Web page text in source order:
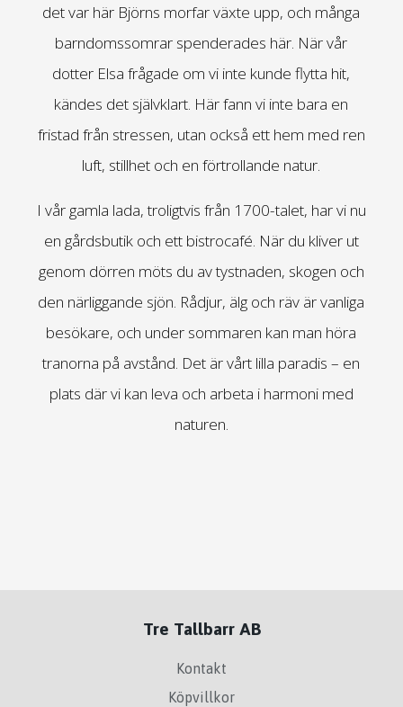
det var här Björns morfar växte upp, och många
barndomssomrar spenderades här. När vår
dotter Elsa frågade om vi inte kunde flytta hit,
kändes det självklart. Här fann vi inte bara en
fristad från stressen, utan också ett hem med ren
luft, stillhet och en förtrollande natur.
I vår gamla lada, troligtvis från 1700-talet, har vi nu
en gårdsbutik och ett bistrocafé. När du kliver ut
genom dörren möts du av tystnaden, skogen och
den närliggande sjön. Rådjur, älg och räv är vanliga
besökare, och under sommaren kan man höra
tranorna på avstånd. Det är vårt lilla paradis – en
plats där vi kan leva och arbeta i harmoni med
naturen.
Tre Tallbarr AB
Kontakt
Köpvillkor